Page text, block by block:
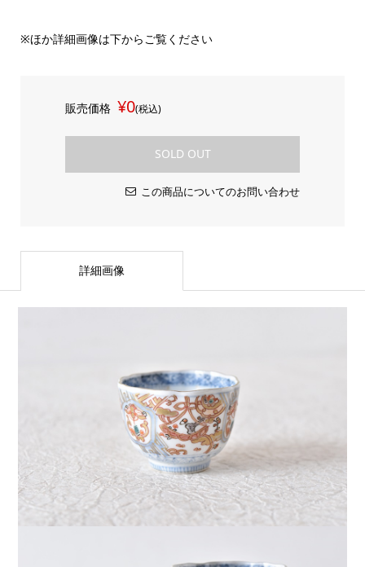
※ほか詳細画像は下からご覧ください
販売価格 ¥0(税込)
SOLD OUT
この商品についてのお問い合わせ
詳細画像